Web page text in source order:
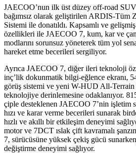
JAECOO’nun ilk üst düzey off-road
bağımsız olarak geliştirilen ARDIS-Tüm
Sistemi ile donatıldı. Kapsamlı ve
özellikleri ile JAECOO 7, kum, kar ve
modlarını sorunsuz yöneterek tüm yol
hareket etme becerileri sergiliyor.
Ayrıca JAECOO 7, diğer ileri teknoloji
inç’lik dokunmatik bilgi-eğlence ekranı,
görüş sistemi ve yeni W-HUD All-Terrain
teknolojiye derinlemesine odaklanıyor.
çiple desteklenen JAECOO 7’nin işletim
hızı ve karar verme becerileri sunarak
hızlı ve akıllı bir etkileşim deneyimi
motor ve 7DCT ıslak çift kavramalı
7, sürücüsüne yüksek çekiş gücü
değiştirme deneyimi sağlıyor.